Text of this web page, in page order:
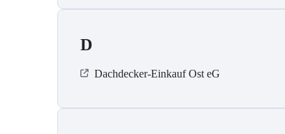
D
Dachdecker-Einkauf Ost eG